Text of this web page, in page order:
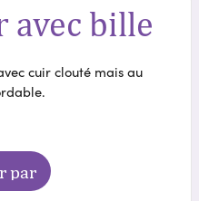
avec bille
cuir clouté mais au
par